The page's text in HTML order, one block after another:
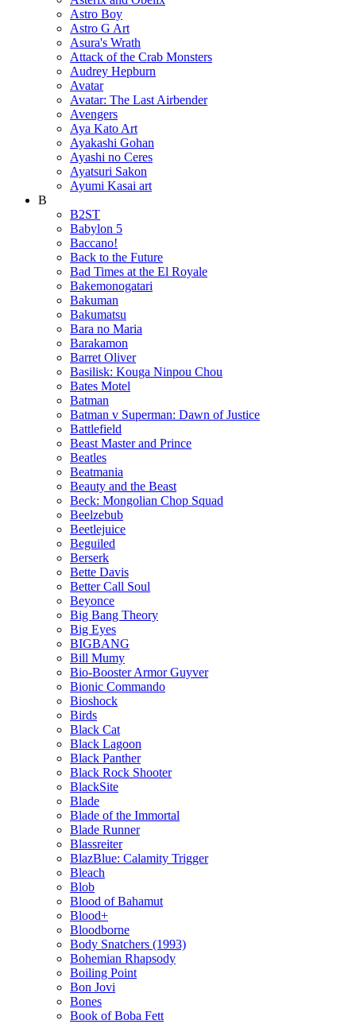
Astro Boy
Astro G Art
Asura's Wrath
Attack of the Crab Monsters
Audrey Hepburn
Avatar
Avatar: The Last Airbender
Avengers
Aya Kato Art
Ayakashi Gohan
Ayashi no Ceres
Ayatsuri Sakon
Ayumi Kasai art
B
B2ST
Babylon 5
Baccano!
Back to the Future
Bad Times at the El Royale
Bakemonogatari
Bakuman
Bakumatsu
Bara no Maria
Barakamon
Barret Oliver
Basilisk: Kouga Ninpou Chou
Bates Motel
Batman
Batman v Superman: Dawn of Justice
Battlefield
Beast Master and Prince
Beatles
Beatmania
Beauty and the Beast
Beck: Mongolian Chop Squad
Beelzebub
Beetlejuice
Beguiled
Berserk
Bette Davis
Better Call Soul
Beyonce
Big Bang Theory
Big Eyes
BIGBANG
Bill Mumy
Bio-Booster Armor Guyver
Bionic Commando
Bioshock
Birds
Black Cat
Black Lagoon
Black Panther
Black Rock Shooter
BlackSite
Blade
Blade of the Immortal
Blade Runner
Blassreiter
BlazBlue: Calamity Trigger
Bleach
Blob
Blood of Bahamut
Blood+
Bloodborne
Body Snatchers (1993)
Bohemian Rhapsody
Boiling Point
Bon Jovi
Bones
Book of Boba Fett